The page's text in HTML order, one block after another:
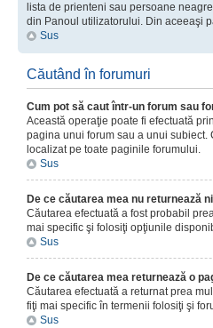
lista de prienteni sau persoane
din Panoul utilizatorului. Din aceeaşi
Sus
Căutând în forumuri
Cum pot să caut într-un forum sau
Această operaţie poate fi efectuată
pagina unui forum sau a unui subiect.
localizat pe toate paginile forumului.
Sus
De ce căutarea mea nu returnează
Căutarea efectuată a fost probabil
mai specific şi folosiţi opţiunile
Sus
De ce căutarea mea returnează o
Căutarea efectuată a returnat prea
fiţi mai specific în termenii folosiţi şi
Sus